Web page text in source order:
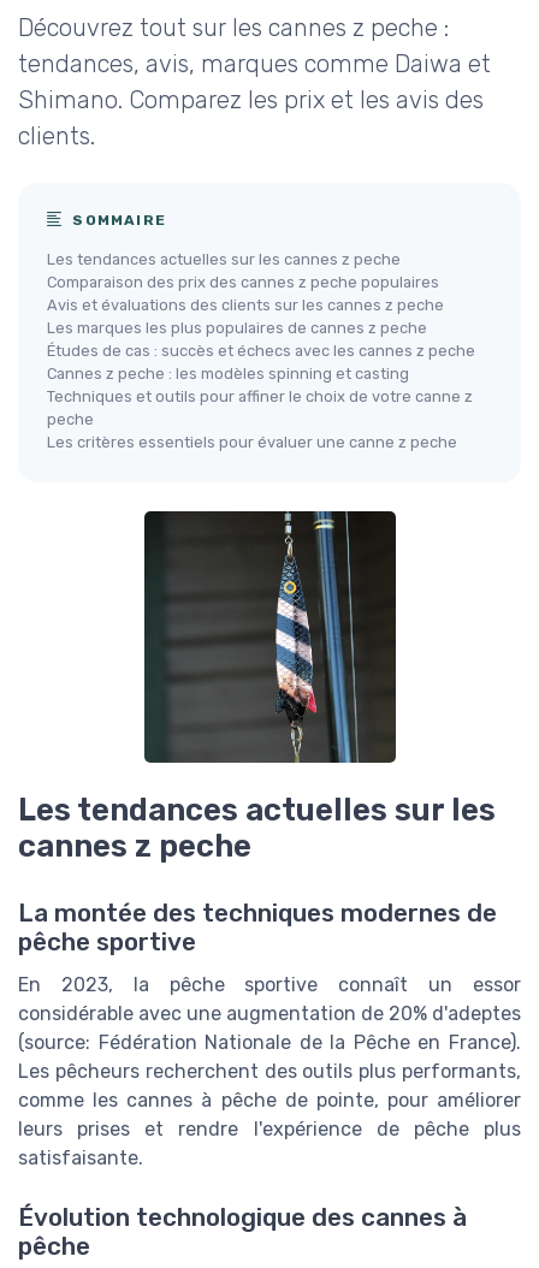
Découvrez tout sur les cannes z peche :
tendances, avis, marques comme Daiwa et
Shimano. Comparez les prix et les avis des
clients.
SOMMAIRE
Les tendances actuelles sur les cannes z peche
Comparaison des prix des cannes z peche populaires
Avis et évaluations des clients sur les cannes z peche
Les marques les plus populaires de cannes z peche
Études de cas : succès et échecs avec les cannes z peche
Cannes z peche : les modèles spinning et casting
Techniques et outils pour affiner le choix de votre canne z
peche
Les critères essentiels pour évaluer une canne z peche
Les tendances actuelles sur les
cannes z peche
La montée des techniques modernes de
pêche sportive
En 2023, la pêche sportive connaît un essor
considérable avec une augmentation de 20% d'adeptes
(source: Fédération Nationale de la Pêche en France).
Les pêcheurs recherchent des outils plus performants,
comme les cannes à pêche de pointe, pour améliorer
leurs prises et rendre l'expérience de pêche plus
satisfaisante.
Évolution technologique des cannes à
pêche